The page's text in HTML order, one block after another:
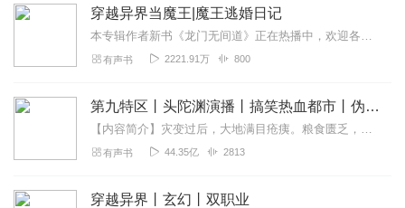
对于那些就听了一点，就在这儿乱评论的人，只能说是你不
认识好书。本书完结时间较久了，而且真正精彩就是在中后
段（前面也不错）。结尾我个人认为非常满意，主播也很好
快）。不要老是说人家错别字的问题，主播也抱歉过几次，
崋老师
穿越异界当魔王|魔王逃婚日记
本专辑作者新书《龙门无间道》正在热播中，欢迎各位听友订阅收听！！！【强烈推荐】现代屌丝，穿越到异界为王，魔都境内，可谓是步步惊心，危机四伏，一招不慎，就会遭到...
有声书 2221.91万 800
第九特区丨头陀渊演播丨搞笑热血都市丨伪戒丨VIP免费多人有声剧
【内容简介】灾变过后，大地满目疮痍。粮食匮乏，资源紧俏，局势混乱……一位从待规划区杀出来的青年，背对着漫天黄沙，孤身来到九区谋生，却不曾想偶然结识三五好友，一念...
有声书 44.35亿 2813
穿越异界丨玄幻丨双职业